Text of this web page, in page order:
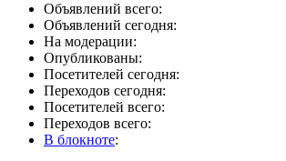
Объявлений всего:
Объявлений сегодня:
На модерации:
Опубликованы:
Посетителей сегодня:
Переходов сегодня:
Посетителей всего:
Переходов всего:
В блокноте: